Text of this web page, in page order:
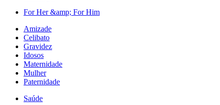
For Her &amp; For Him
Amizade
Celibato
Gravidez
Idosos
Maternidade
Mulher
Paternidade
Saúde